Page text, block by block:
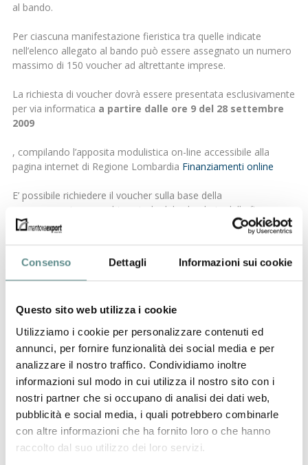
Consenso Dettagli Informazioni sui cookie
Questo sito web utilizza i cookie
Utilizziamo i cookie per personalizzare contenuti ed
annunci, per fornire funzionalità dei social media e per
analizzare il nostro traffico. Condividiamo inoltre
informazioni sul modo in cui utilizza il nostro sito con i
nostri partner che si occupano di analisi dei dati web,
pubblicità e social media, i quali potrebbero combinarle
con altre informazioni che ha fornito loro o che hanno
raccolto dal suo utilizzo dei loro servizi.
al bando.
Per ciascuna manifestazione fieristica tra quelle indicate
nell’elenco allegato al bando può essere assegnato un numero
massimo di 150 voucher ad altrettante imprese.
La richiesta di voucher dovrà essere presentata esclusivamente
per via informatica a partire dalle ore 9 del 28 settembre
2009
, compilando l’apposita modulistica on-line accessibile alla
pagina internet di Regione Lombardia Finanziamenti online
E’ possibile richiedere il voucher sulla base della
programmazione quadrimestrale del calendario delle fiere
internazionali, in particolare:
iniziative che si svolgeranno dal 1° ottobre 2009 al 31 gennaio
2010;
iniziative che si svolgeranno dal 1° febbraio al 31 maggio 2010;
• III quadrimestre: dalle ore 9.00 del 3 maggio 2010 per le
iniziative che si svolgeranno dal 1° giugno al 30 settembre
2010.
Il richiedente, una volta completata la procedura di invio
telematico della domanda alla Regione dovrà, a pena di
inammissibilità, stampare copia della domanda di contributo,
firmarla in originale e inviarla entro e non oltre 10 giorni
dall’invio informatico alla Camera di Commercio di competenza.
Per la verifica del rispetto dei termini farà fede la data del
timbro postale di spedizione oppure, in alternativa, la data di